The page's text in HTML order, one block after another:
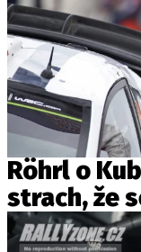
Röhrl o
strach, že